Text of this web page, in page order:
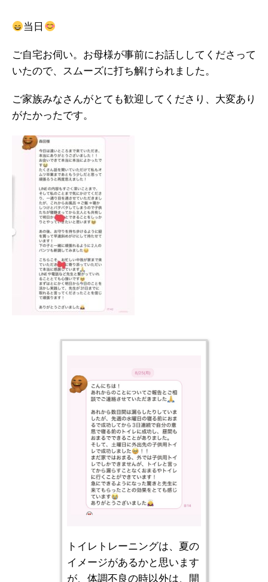
当日
ご自宅お伺い。お母様が事前にお話ししてくださって
いたので、スムーズに打ち解けられました。
ご家族みなさんがとても歓迎してくださり、大変あり
がたかったです。
トイレトレーニングは、夏の
イメージがあるかと思います
が、体調不良の時以外は、開